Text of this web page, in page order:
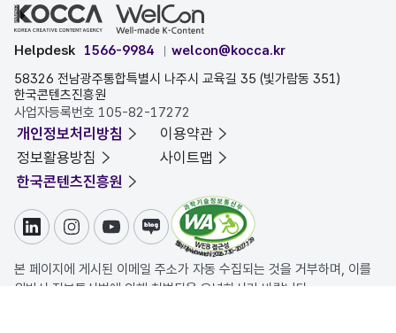
Helpdesk 1566-9984
welcon@kocca.kr
58326 전남광주통합특별시 나주시 교육길 35 (빛가람동 351)
한국콘텐츠진흥원
사업자등록번호 105-82-17272
개인정보처리방침
이용약관
정보활용방침
사이트맵
한국콘텐츠진흥원
링크드인인스타그램
유튜브블로그
본 페이지에 게시된 이메일 주소가 자동 수집되는 것을 거부하며, 이를
위반시 정보통신법에 의해 처벌됨을 유념하시기 바랍니다.